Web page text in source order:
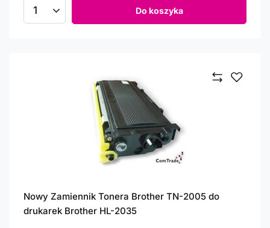
Ilość produktów Do koszyka
Nowy Zamiennik Tonera Brother TN-2005 do
drukarek Brother HL-2035